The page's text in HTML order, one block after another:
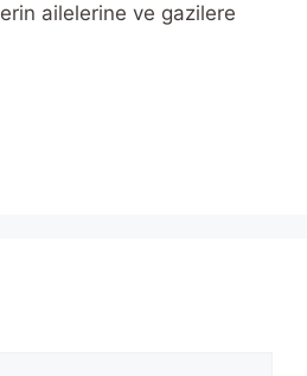
ailelerine ve gazilere